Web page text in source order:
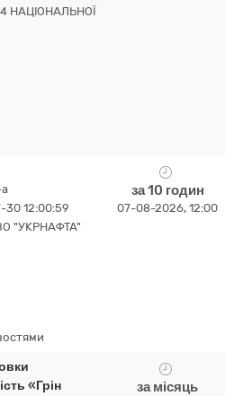
НАЦІОНАЛЬНОЇ
30 12:00:59
"УКPНAФТА"
за 10 годин
07-08-2026, 12:00
«Грін
за місяць